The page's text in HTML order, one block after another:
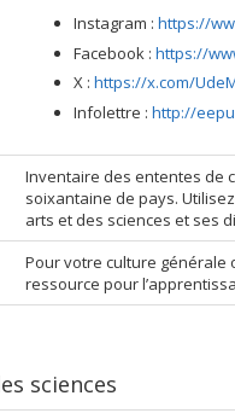
Instagram : https://
Facebook : https://
X : https://x.com/
Infolettre : http://
Inventaire des ententes de
soixantaine de pays.
arts et des sciences et ses
Pour votre culture générale
ressource pour
sciences